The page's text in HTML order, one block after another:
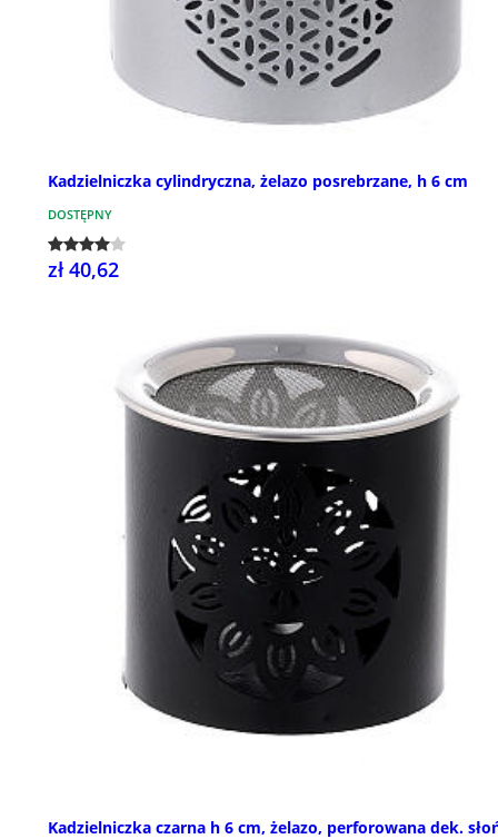
Kadzielniczka cylindryczna, żelazo posrebrzane, h 6 cm
DOSTĘPNY
zł 40,62
Kadzielniczka czarna h 6 cm, żelazo, perforowana dek.